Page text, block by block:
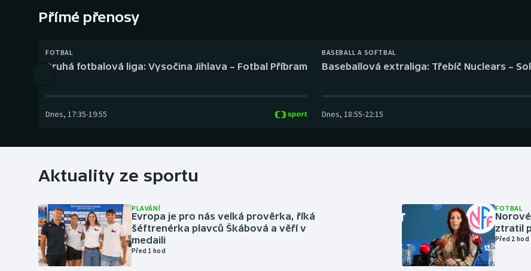
Florbal
Gymnastika
Olympijské hry
Plavání
Plážový volejbal
Vodní slalom
Přímé přenosy
FOTBAL
Druhá fotbalová liga: Vysočina Jihlava – Fotbal Příbram
Dnes, 17:35-19:55
BASEBALL A SOFTBAL
Baseballová extraliga: Třebíč Nuclears –
Dnes, 18:55-22:15
Aktuality ze sportu
PLAVÁNÍ
Evropa je pro nás velká prověrka, říká
šéftrenérka plavců Škábová a věří v
medaili
Před 1 hod
FOTBAL
ztratil
Před 2 hod